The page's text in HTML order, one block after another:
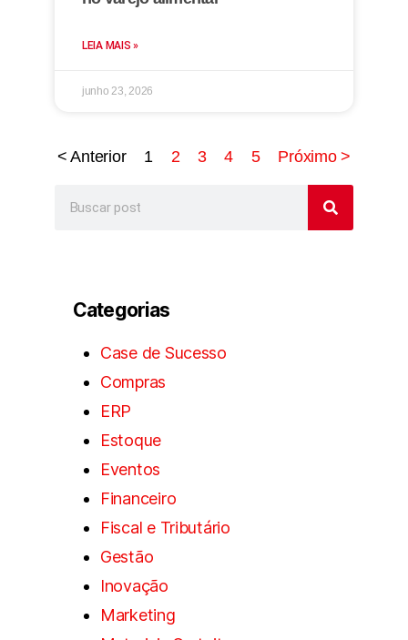
LEIA MAIS »
junho 23, 2026
< Anterior 1 2 3 4 5 Próximo >
Categorias
Case de Sucesso
Compras
ERP
Estoque
Eventos
Financeiro
Fiscal e Tributário
Gestão
Inovação
Marketing